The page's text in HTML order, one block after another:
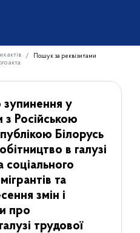
актів
Пошук за реквізитами
акта
зупинення у
з Російською
Білорусь
в галузі
соціального
та
змін і
про
трудової